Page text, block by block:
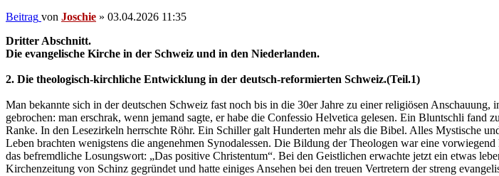
Beitrag von Joschie » 03.04.2026 11:35
Dritter Abschnitt.
Die evangelische Kirche in der Schweiz und in den Niederlanden.
2. Die theologisch-kirchliche Entwicklung in der deutsch-reformierten Schweiz.(Teil.1)
Man bekannte sich in der deutschen Schweiz fast noch bis in die 30er Jahre zu einer religiösen
gebrochen: man erschrak, wenn jemand sagte, er habe die Confessio Helvetica gelesen. Ein Bluntschli
Ranke. In den Lesezirkeln herrschte Röhr. Ein Schiller galt Hunderten mehr als die Bibel. Alles Mystische
Leben brachten wenigstens die angenehmen Synodalessen. Die Bildung der Theologen war eine
das befremdliche Losungswort: „Das positive Christentum“. Bei den Geistlichen erwachte jetzt ein etwas
Kirchenzeitung von Schinz gegründet und hatte einiges Ansehen bei den treuen Vertretern der streng